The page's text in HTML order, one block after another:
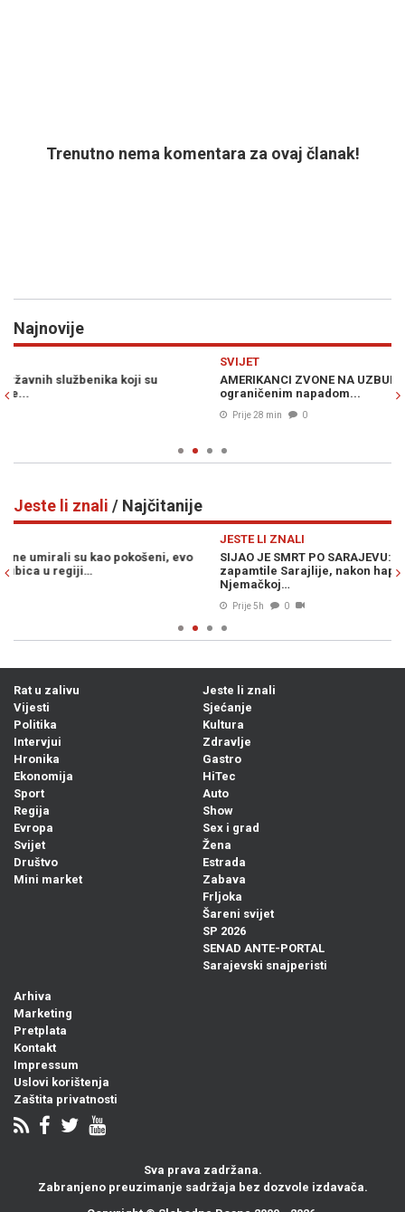
Trenutno nema komentara za ovaj članak!
Najnovije
AMERIKANCI ZVONE NA UZBUNU: Putin bi mogao testirati NATO
ograničenim napadom...
Jeste li znali / Najčitanije
SIJAO JE SMRT PO SARAJEVU: Ratnog zločinca po zlu su
zapamtile Sarajlije, nakon hapšenja i suđenja, danas živi u
Rat u zalivu
Vijesti
Politika
Intervjui
Hronika
Ekonomija
Sport
Regija
Evropa
Svijet
Društvo
Mini market
Jeste li znali
Sjećanje
Kultura
Zdravlje
Gastro
HiTec
Auto
Show
Sex i grad
Žena
Estrada
Zabava
Frljoka
Šareni svijet
SP 2026
SENAD ANTE-PORTAL
Sarajevski snajperisti
Arhiva
Marketing
Pretplata
Kontakt
Impressum
Uslovi korištenja
Zaštita privatnosti
Sva prava zadržana.
Zabranjeno preuzimanje sadržaja bez dozvole izdavača.